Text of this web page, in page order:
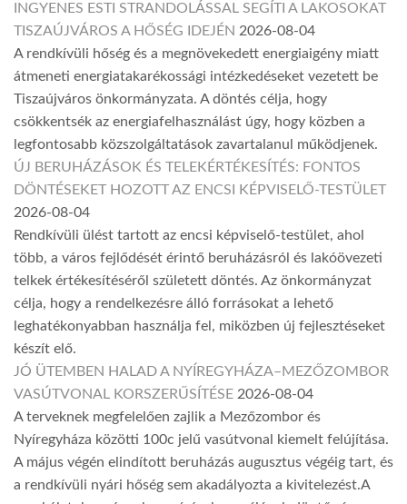
INGYENES ESTI STRANDOLÁSSAL SEGÍTI A LAKOSOKAT
TISZAÚJVÁROS A HŐSÉG IDEJÉN 2026-08-04
A rendkívüli hőség és a megnövekedett energiaigény miatt
átmeneti energiatakarékossági intézkedéseket vezetett be
Tiszaújváros önkormányzata. A döntés célja, hogy
csökkentsék az energiafelhasználást úgy, hogy közben a
legfontosabb közszolgáltatások zavartalanul működjenek.
ÚJ BERUHÁZÁSOK ÉS TELEKÉRTÉKESÍTÉS: FONTOS
DÖNTÉSEKET HOZOTT AZ ENCSI KÉPVISELŐ-TESTÜLET
2026-08-04
Rendkívüli ülést tartott az encsi képviselő-testület, ahol
több, a város fejlődését érintő beruházásról és lakóövezeti
telkek értékesítéséről született döntés. Az önkormányzat
célja, hogy a rendelkezésre álló forrásokat a lehető
leghatékonyabban használja fel, miközben új fejlesztéseket
készít elő.
JÓ ÜTEMBEN HALAD A NYÍREGYHÁZA–MEZŐZOMBOR
VASÚTVONAL KORSZERŰSÍTÉSE 2026-08-04
A terveknek megfelelően zajlik a Mezőzombor és
Nyíregyháza közötti 100c jelű vasútvonal kiemelt felújítása.
A május végén elindított beruházás augusztus végéig tart, és
a rendkívüli nyári hőség sem akadályozta a kivitelezést.A